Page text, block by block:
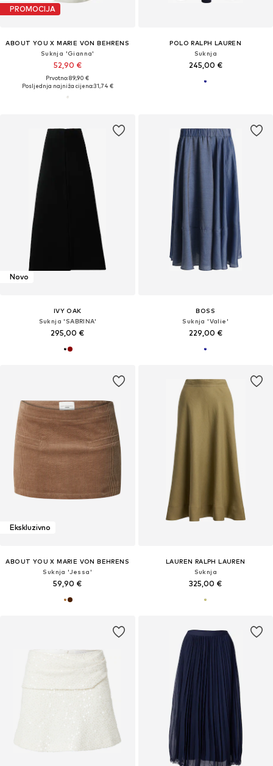
PROMOCIJA
ABOUT YOU X MARIE VON BEHRENS
Suknja 'Gianna'
52,90 €
Prvotno: 89,90 €
Posljednja najniža cijena:31,74 €
POLO RALPH LAUREN
Suknja
245,00 €
Novo
IVY OAK
Suknja 'SABRINA'
295,00 €
BOSS
Suknja 'Valie'
229,00 €
Ekskluzivno
ABOUT YOU X MARIE VON BEHRENS
Suknja 'Jessa'
59,90 €
LAUREN RALPH LAUREN
Suknja
325,00 €